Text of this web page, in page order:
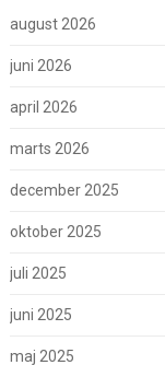
august 2026
juni 2026
april 2026
marts 2026
december 2025
oktober 2025
juli 2025
juni 2025
maj 2025